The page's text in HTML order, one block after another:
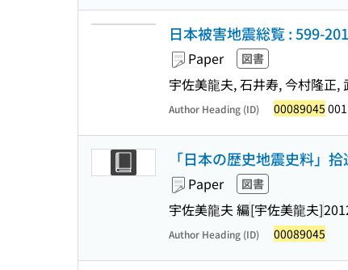
日本被害地震総覧 : 599-
Paper 図書
宇佐美龍夫, 石井寿, 今村隆正,
Author Heading (ID) 00089045
「日本の歴史地震史料」
Paper 図書
宇佐美龍夫 編[宇佐美龍夫]
Author Heading (ID) 00089045